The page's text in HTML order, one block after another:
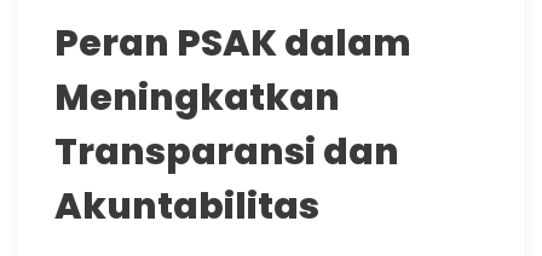
Peran PSAK dalam
Meningkatkan
Transparansi dan
Akuntabilitas